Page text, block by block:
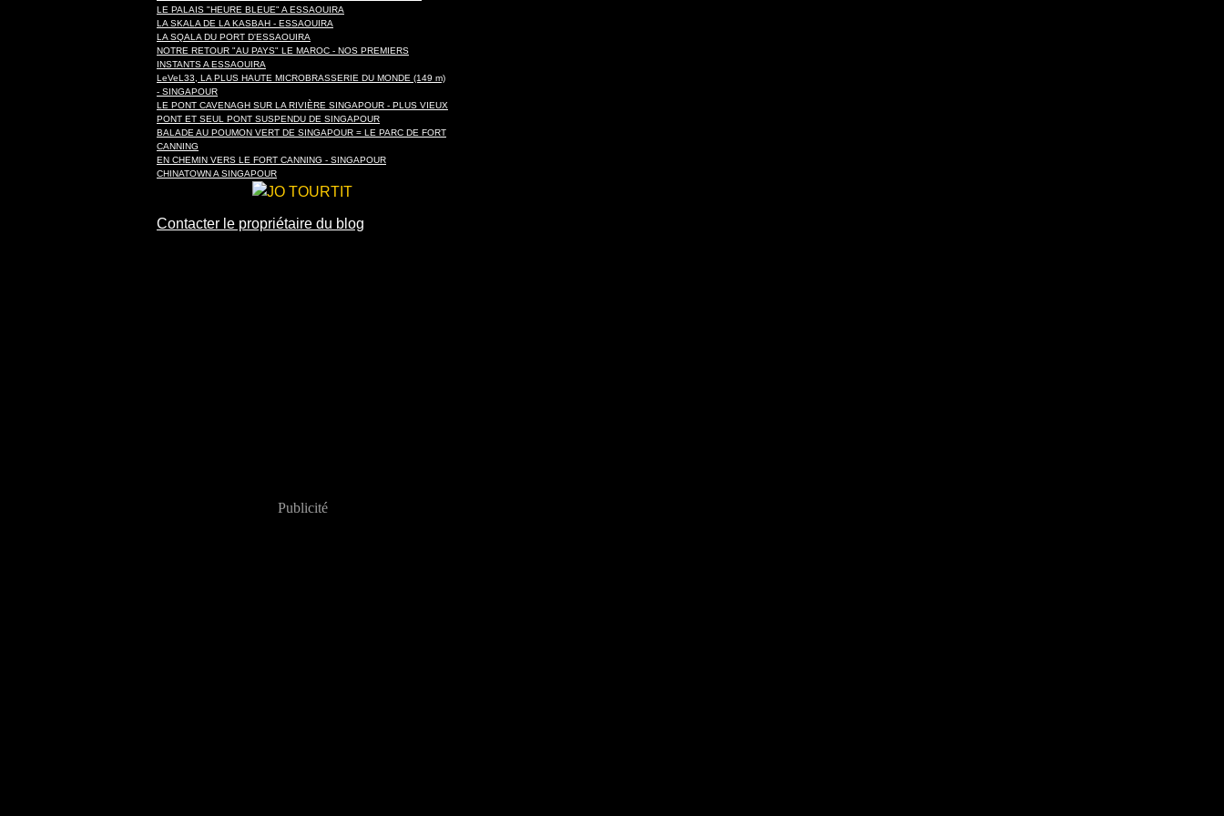
LE PALAIS "HEURE BLEUE" A ESSAOUIRA
LA SKALA DE LA KASBAH - ESSAOUIRA
LA SQALA DU PORT D'ESSAOUIRA
NOTRE RETOUR "AU PAYS" LE MAROC - NOS PREMIERS
INSTANTS A ESSAOUIRA
LeVeL33, LA PLUS HAUTE MICROBRASSERIE DU MONDE (149 m)
- SINGAPOUR
LE PONT CAVENAGH SUR LA RIVIÈRE SINGAPOUR - PLUS VIEUX
PONT ET SEUL PONT SUSPENDU DE SINGAPOUR
BALADE AU POUMON VERT DE SINGAPOUR = LE PARC DE FORT
CANNING
EN CHEMIN VERS LE FORT CANNING - SINGAPOUR
CHINATOWN A SINGAPOUR
Contacter le propriétaire du blog
Publicité